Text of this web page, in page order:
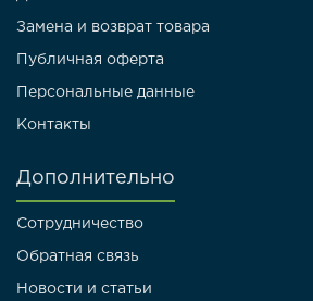
Замена и возврат товара
Публичная оферта
Персональные данные
Контакты
Дополнительно
Сотрудничество
Обратная связь
Новости и статьи